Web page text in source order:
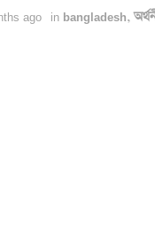
ago in bangladesh,